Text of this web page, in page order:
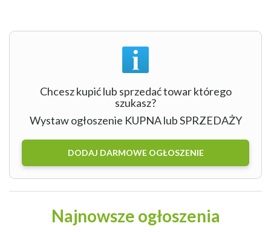
Chcesz kupić lub sprzedać towar którego
szukasz?
Wystaw ogłoszenie KUPNA lub SPRZEDAŻY
DODAJ DARMOWE OGŁOSZENIE
Najnowsze ogłoszenia